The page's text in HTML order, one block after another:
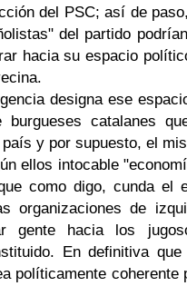
del PSC; así de
del partido
hacia su espacio
designa ese
burgueses catalanes
y por supuesto, el
ellos intocable
como digo, cunda el
organizaciones de
gente hacia los
En definitiva
políticamente coherente